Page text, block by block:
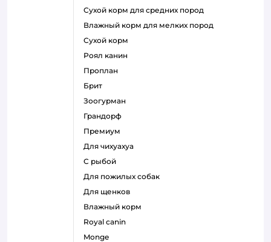
сухой корм для средних пород
влажный корм для мелких пород
сухой корм
роял канин
проплан
брит
зоогурман
грандорф
премиум
для чихуахуа
с рыбой
для пожилых собак
для щенков
влажный корм
royal canin
monge